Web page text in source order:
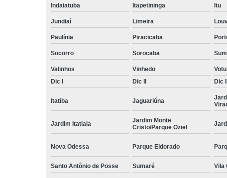
Indaiatuba Itapetininga Itu
Jundiaí Limeira
Paulínia Piracicaba
Socorro Sorocaba
Valinhos Vinhedo
Dic I
Dic II Dic III
Itatiba Jaguariúna
Jardim Itatiaia
Jardim Monte
Cristo/Parque Oziel
Nova Odessa Parque Eldorado
Santo Antônio de Posse Sumaré Vila